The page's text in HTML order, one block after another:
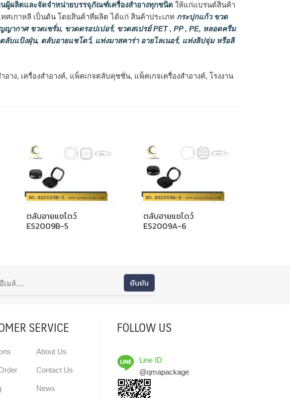
ผู้ผลิตและจัดจำหน่ายบรรจุภัณฑ์เครื่องสำอางทุกชนิด ให้แก่แบรนด์สินค้า
ศเกาหลี เป็นต้น โดยสินค้าที่ผลิต ได้แก่ สินค้าประเภท กระปุกแก้ว ขวด
ญากาศ ขวดเซรั่ม, ขวดดรอปเปอร์, ขวดสเปรย์ PET , PP , PE, หลอดครีม
ตลับแป้งฝุ่น, ตลับอายแชโดว์, แท่งมาสคาร่า อายไลเนอร์, แท่งลิปจุ่ม หรือลิ
, เครื่องสำอางค์, แพ็คเกจตลับคุชชั่น, แพ็คเกจเครื่องสำอางค์, โรงงาน
ตลับอายแชโดว์
ES2009B-5
ตลับอายแชโดว์
ES2009A-6
SERVICE
About Us
Contact Us
News
FOLLOW US
Line ID
@qmapackage